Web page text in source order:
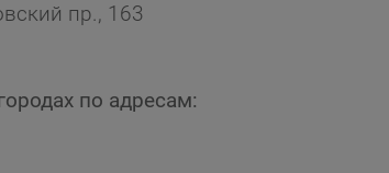
пр., 163
по адресам: